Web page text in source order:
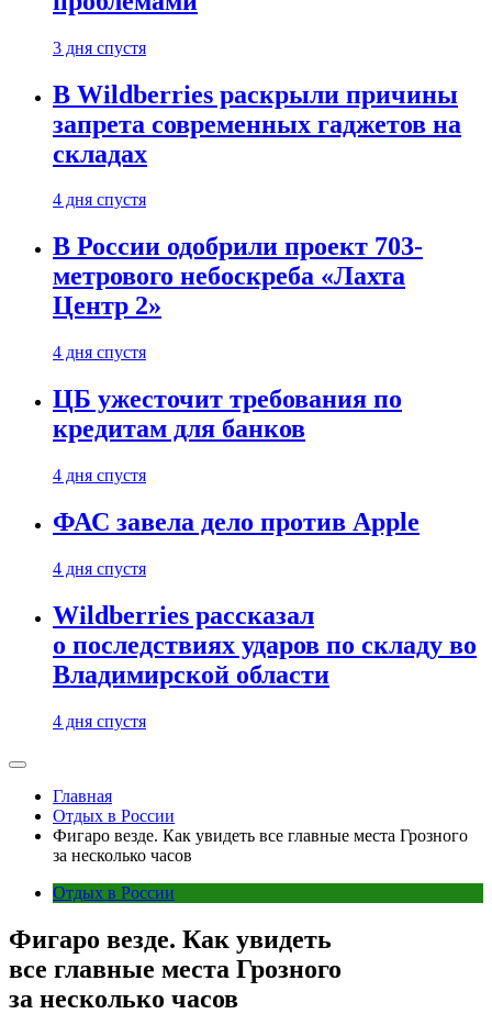
3 дня спустя
В Wildberries раскрыли причины
запрета современных гаджетов на
складах
4 дня спустя
В России одобрили проект 703-
метрового небоскреба «Лахта
Центр 2»
4 дня спустя
ЦБ ужесточит требования по
кредитам для банков
4 дня спустя
ФАС завела дело против Apple
4 дня спустя
Wildberries рассказал
о последствиях ударов по складу во
Владимирской области
4 дня спустя
Главная
Отдых в России
Фигаро везде. Как увидеть все главные места Грозного
за несколько часов
Отдых в России
Фигаро везде. Как увидеть
все главные места Грозного
за несколько часов